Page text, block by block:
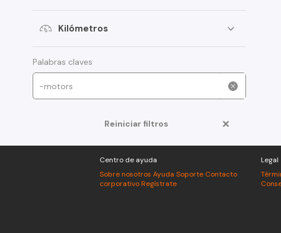
Foton
American Motors
Kilómetros
Palabras claves
Reiniciar filtros
Centro de ayuda
Sobre nosotros Ayuda Soporte Contacto
corporativo Regístrate
Legal